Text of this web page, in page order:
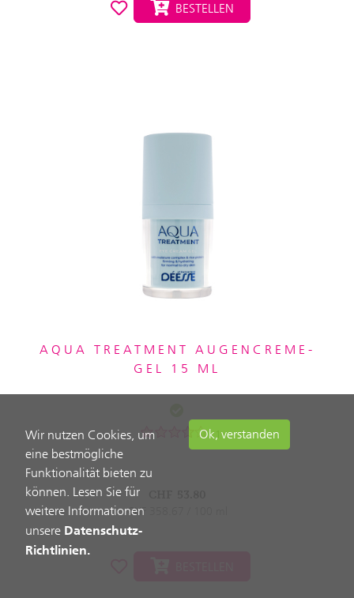
BESTELLEN
AQUA TREATMENT AUGENCREME-
GEL 15 ML
1
CHF 358.67 / 100 ml
Wir nutzen Cookies, um
eine bestmögliche
Funktionalität bieten zu
können. Lesen Sie für
weitere Informationen
unsere Datenschutz-
Richtlinien.
Ok, verstanden